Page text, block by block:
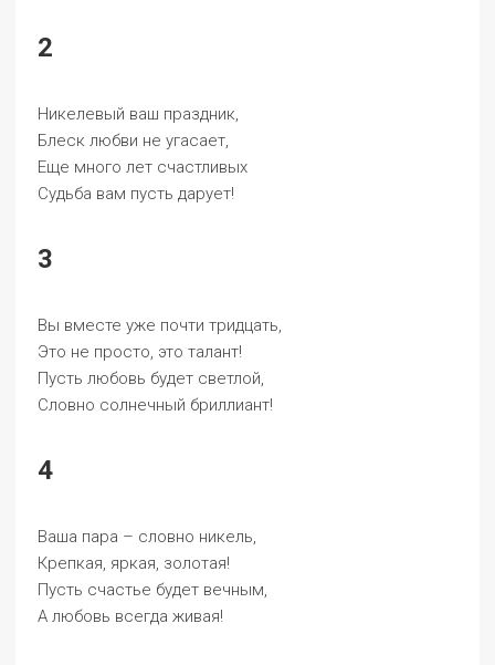
2
Никелевый ваш праздник,
Блеск любви не угасает,
Еще много лет счастливых
Судьба вам пусть дарует!
3
Вы вместе уже почти тридцать,
Это не просто, это талант!
Пусть любовь будет светлой,
Словно солнечный бриллиант!
4
Ваша пара – словно никель,
Крепкая, яркая, золотая!
Пусть счастье будет вечным,
А любовь всегда живая!